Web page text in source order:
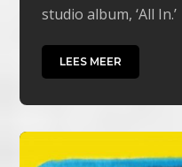
studio album, ‘All In.’
LEES MEER